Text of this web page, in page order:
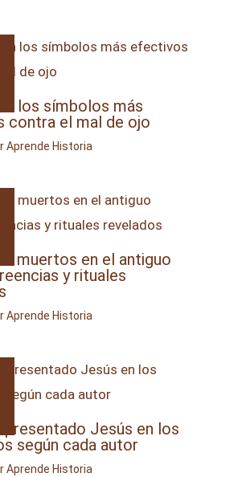
los símbolos más
contra el mal de ojo
Aprende Historia
muertos en el antiguo
y rituales
Aprende Historia
presentado Jesús en los
según cada autor
Aprende Historia